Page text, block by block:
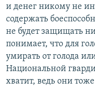
и денег никому не
содержать
не будет защищать
понимает, что для
умирать от голода
Национальной
хватит, ведь они тоже